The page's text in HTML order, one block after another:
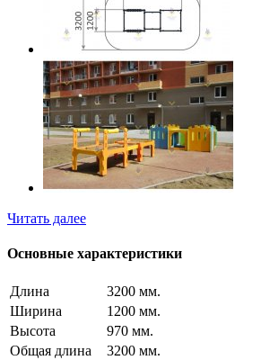
Читать далее
Основные характеристики
Длина
3200 мм.
Ширина
1200 мм.
Высота
970 мм.
Общая длина
3200 мм.